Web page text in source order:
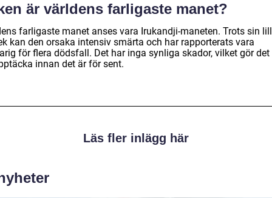
är världens farligaste manet?
farligaste manet anses vara Irukandji-maneten. Trots sin
kan den orsaka intensiv smärta och har rapporterats vara
för flera dödsfall. Det har inga synliga skador, vilket gör det
innan det är för sent.
Läs fler inlägg här